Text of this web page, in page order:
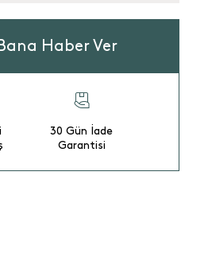
Haber Ver
30 Gün İade
Garantisi